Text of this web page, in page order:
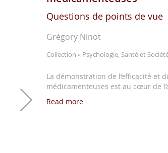
Questions de points de vue
Grégory Ninot
Collection « Psychologie, Santé et
La démonstration de l’efficacité et
médicamenteuses est au cœur de
Read more